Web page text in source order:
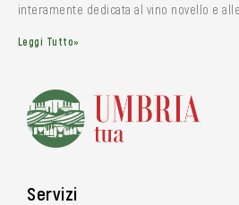
interamente dedicata al vino novello e
Leggi Tutto»
Servizi